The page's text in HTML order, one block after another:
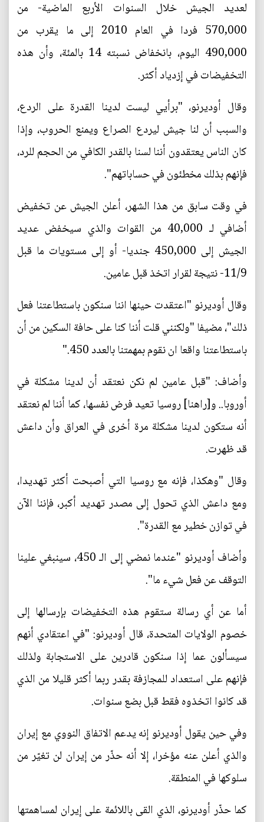
لعديد الجيش خلال السنوات الأربع الماضية- من
570,000 فردا في العام 2010 إلى ما يقرب من
490,000 اليوم، بانخفاض نسبته 14 بالمئة، وأن هذه
التخفيضات في إزدياد أكثر.
وقال أوديرنو، "برأيي ليست لدينا القدرة على الردع،
والسبب أن لنا جيش ليردع الصراع ويمنع الحروب، وإذا
كان الناس يعتقدون أننا لسنا بالقدر الكافي من الحجم للرد،
فإنهم بذلك مخطئون في حساباتهم".
في وقت سابق من هذا الشهر، أعلن الجيش عن تخفيض
أضافي لـ 40,000 من القوات والذي سيخفض عديد
الجيش إلى 450,000 جنديا- أو إلى مستويات ما قبل
11/9- نتيجة لقرار اتخذ قبل عامين.
وقال أوديرنو "اعتقدت حينها اننا سنكون باستطاعتنا فعل
ذلك"، مضيفا "ولكنني قلت أننا كنا على حافة السكين من أن
باستطاعتنا واقعا ان نقوم بمهمتنا بالعدد 450."
وأضاف: "قبل عامين لم نكن نعتقد أن لدينا مشكلة في
أوروبا.. و[راهنا] روسيا تعيد فرض نفسها، كما أننا لم نعتقد
أنه ستكون لدينا مشكلة مرة أخرى في العراق وأن داعش
قد ظهرت.
وقال "وهكذا، فإنه مع روسيا التي أصبحت أكثر تهديدا،
ومع داعش الذي تحول إلى مصدر تهديد أكبر، فإننا الآن
في توازن خطير مع القدرة".
وأضاف أوديرنو "عندما نمضي إلى الـ 450، سينبغي علينا
التوقف عن فعل شيء ما".
أما عن أي رسالة ستقوم هذه التخفيضات بإرسالها إلى
خصوم الولايات المتحدة، قال أوديرنو: "في اعتقادي أنهم
سيسألون عما إذا سنكون قادرين على الاستجابة ولذلك
فإنهم على استعداد للمجازفة بقدر ربما أكثر قليلا من الذي
قد كانوا اتخذوه فقط قبل بضع سنوات.
وفي حين يقول أوديرنو إنه يدعم الاتفاق النووي مع إيران
والذي أعلن عنه مؤخرا، إلا أنه حذّر من إيران لن تغيّر من
سلوكها في المنطقة.
كما حذّر أوديرنو، الذي القى باللائمة على إيران لمساهمتها